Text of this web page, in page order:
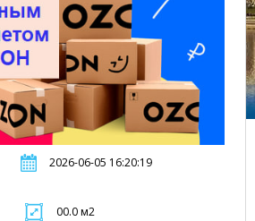
2026-06-05 16:20:19
00.0 м2